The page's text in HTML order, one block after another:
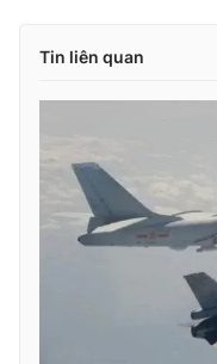
Tin liên quan